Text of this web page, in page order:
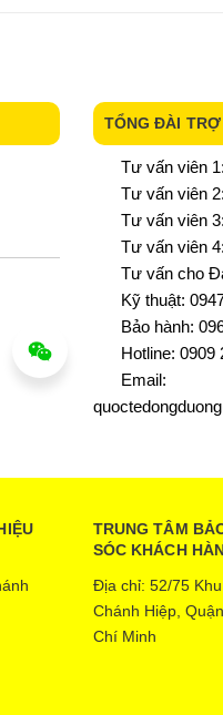
TỔNG ĐÀI
Tư vấn viên
Tư vấn viên
Tư vấn viên
Tư vấn viên
Tư vấn cho
Kỹ thuật:
Bảo hành:
Hotline: 0909
Email:
TRUNG TÂM
SÓC KHÁCH
Địa chỉ: 52/75
Chánh Hiệp,
Chí Minh